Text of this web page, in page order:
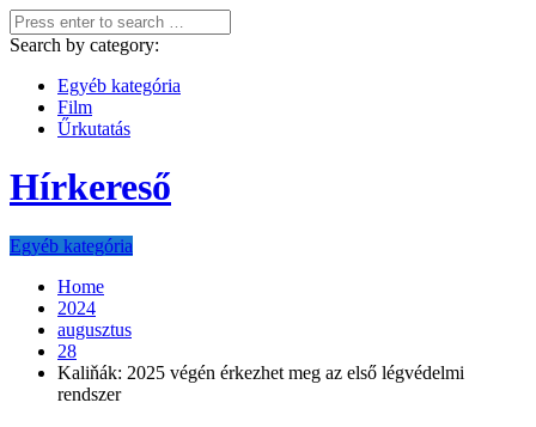
Search by category:
Egyéb kategória
Film
Űrkutatás
Hírkereső
Egyéb kategória
Home
2024
augusztus
28
Kaliňák: 2025 végén érkezhet meg az első légvédelmi
rendszer